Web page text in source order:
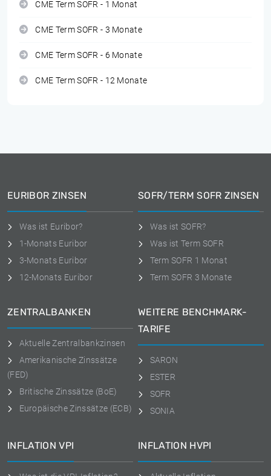
CME Term SOFR - 1 Monat
CME Term SOFR - 3 Monate
CME Term SOFR - 6 Monate
CME Term SOFR - 12 Monate
EURIBOR ZINSEN
Was ist Euribor?
1-Monats Euribor
3-Monats Euribor
12-Monats Euribor
SOFR/TERM SOFR ZINSEN
Was ist SOFR?
Was ist Term SOFR
Term SOFR 1 Monat
Term SOFR 3 Monate
ZENTRALBANKEN
Aktuelle Zentralbankzinsen
Amerikanische Zinssätze
(FED)
Britische Zinssätze (BoE)
Europäische Zinssätze (ECB)
WEITERE BENCHMARK-
TARIFE
SARON
ESTER
SOFR
SONIA
INFLATION VPI INFLATION HVPI